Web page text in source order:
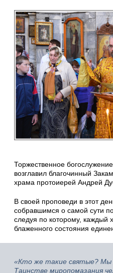
Торжественное
возглавил благочинный
храма протоиерей Андрей
В своей проповеди в этот
собравшимся о самой сути
следуя по которому, каждый
блаженного состояния
«Кто же такие святые? Мы
Таинстве миропомазания